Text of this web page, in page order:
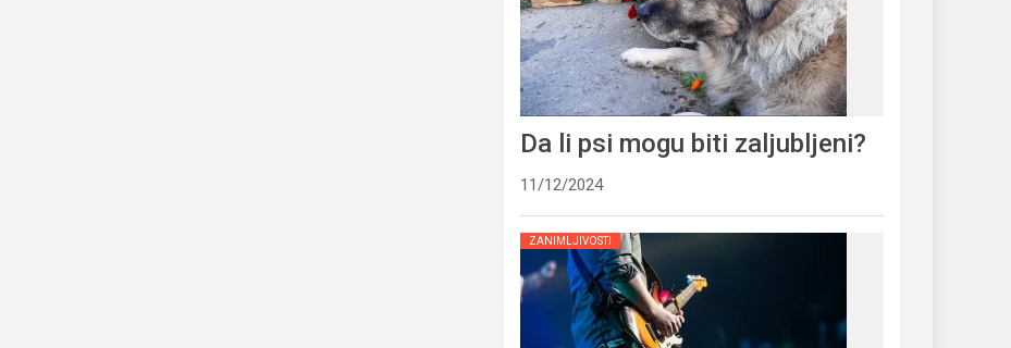
Da li psi mogu biti zaljubljeni?
11/12/2024
ZANIMLJIVOSTI